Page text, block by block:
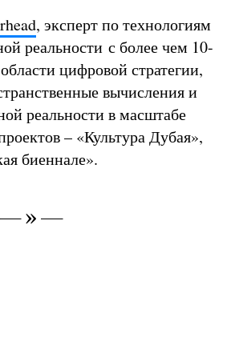
, эксперт по технологиям
реальности с более чем 10-
цифровой стратегии,
вычисления и
реальности в масштабе
– «Культура Дубая»,
биеннале».